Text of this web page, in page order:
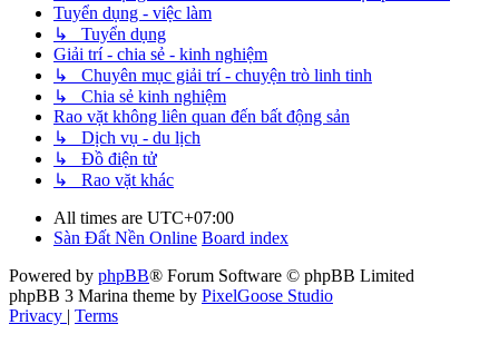
Tuyển dụng - việc làm
↳ Tuyển dụng
Giải trí - chia sẻ - kinh nghiệm
↳ Chuyên mục giải trí - chuyện trò linh tinh
↳ Chia sẻ kinh nghiệm
Rao vặt không liên quan đến bất động sản
↳ Dịch vụ - du lịch
↳ Đồ điện tử
↳ Rao vặt khác
All times are UTC+07:00
Sàn Đất Nền Online Board index
Powered by phpBB® Forum Software © phpBB Limited
phpBB 3 Marina theme by PixelGoose Studio
Privacy | Terms